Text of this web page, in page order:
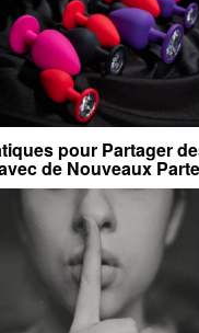
pour Partager
de Nouveaux